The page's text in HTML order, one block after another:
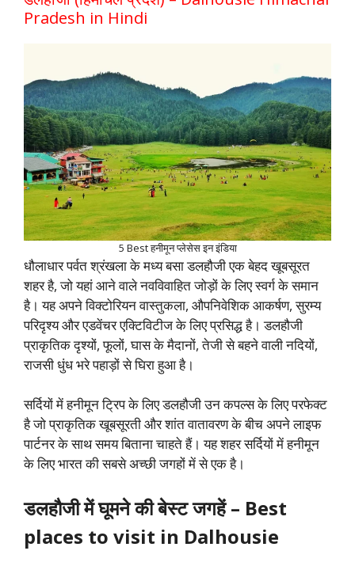
Pradesh in Hindi
5 Best हनीमून प्लेसेस इन इंडिया
धौलाधार पर्वत श्रंखला के मध्य बसा डलहौजी एक बेहद खूबसूरत
शहर है, जो यहां आने वाले नवविवाहित जोड़ों के लिए स्वर्ग के समान
है। यह अपने विक्टोरियन वास्तुकला, औपनिवेशिक आकर्षण, सुरम्य
परिदृश्य और एडवेंचर एक्टिविटीज के लिए प्रसिद्ध है। डलहौजी
प्राकृतिक दृश्यों, फूलों, घास के मैदानों, तेजी से बहने वाली नदियों,
राजसी धुंध भरे पहाड़ों से घिरा हुआ है।
सर्दियों में हनीमून ट्रिप के लिए डलहौजी उन कपल्स के लिए परफेक्ट
है जो प्राकृतिक खूबसूरती और शांत वातावरण के बीच अपने लाइफ
पार्टनर के साथ समय बिताना चाहते हैं। यह शहर सर्दियों में हनीमून
के लिए भारत की सबसे अच्छी जगहों में से एक है।
डलहौजीमें घूमने की बेस्ट जगहें – Best
places to visit in Dalhousie